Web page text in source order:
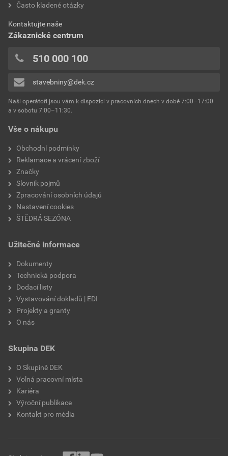
bez DPH za kg
Dokumenty výrobce
Environmentální prohlášení výrobku
Stáhnout
Velikost
spotřeba
výrobce
typ
reakce na oheň
součinitel tepelné vodivosti0,8 W/mK
teplota zpracování
hmotnost
typ výrobku
faktor difuzního odporu
materiálová báze
Přidávat hodnocení může pouze přihlášený uživatel.
Vše o nákupu
Obchodní podmínky
Reklamace a vrácení zboží
Značky
Slovník pojmů
Zpracování osobních údajů
Nastavení cookies
ŠTĚDRÁ SEZÓNA
Užitečné informace
Dokumenty
Technická podpora
Dodací listy
Vystavování dokladů | EDI
Projekty a granty
O nás
Skupina DEK
O Skupině DEK
Volná pracovní místa
Kariéra
Výroční publikace
Kontakt pro média
Často kladené otázky
Kontaktujte naše
Zákaznické centrum
510 000 100
stavebniny@dek.cz
Naši operátoři jsou vám k dispozici v pracovních dnech v době 7:00–17:00
a v sobotu 7:00–11:30.